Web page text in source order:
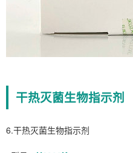
干热灭菌生物指示剂
6.干热灭菌生物指示剂